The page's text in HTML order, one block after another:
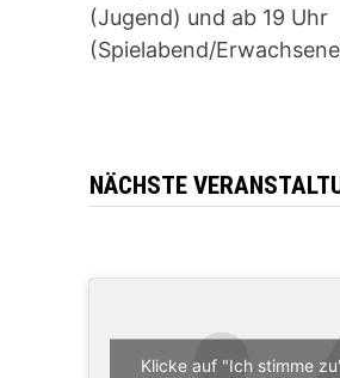
(Jugend) und ab 19 Uhr
(Spielabend/
NÄCHSTE
Klicke auf "Ich stimme